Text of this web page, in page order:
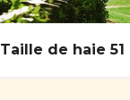
Taille de haie 51